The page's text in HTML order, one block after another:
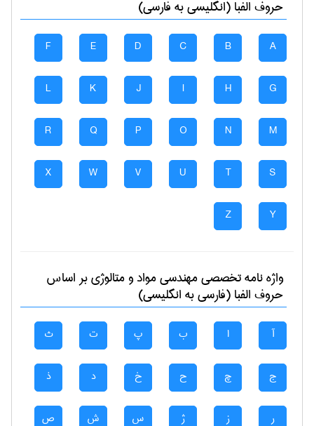
حروف الفبا (انگلیسی به فارسی)
A
B
C
D
E
F
G
H
I
J
K
L
M
N
O
P
Q
R
S
T
U
V
W
X
Y
Z
واژه نامه تخصصیمهندسی مواد و متالوژیبر اساس
حروف الفبا (فارسی به انگلیسی)
آ ا ب پ ت ث
ج چ ح خ د ذ
ر ز ژ س ش ص